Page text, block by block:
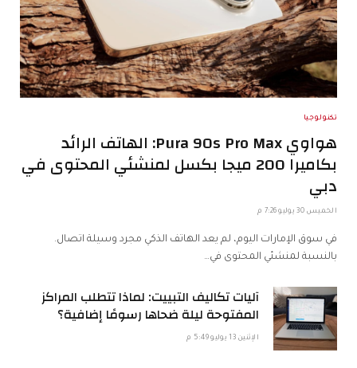
تكنولوجيا
هواوي Pura 90s Pro Max: الهاتف الرائد
بكاميرا 200 ميجا بكسل لمنشئي المحتوى في
دبي
الخميس 30 يوليو 7:26 م
في سوق الإمارات اليوم، لم يعد الهاتف الذكي مجرد وسيلة اتصال.
بالنسبة لمنشئي المحتوى في…
آليات تكاليف التبييت: لماذا تتطلب المراكز
المفتوحة ليلة ضحاها رسومًا إضافية؟
الإثنين 13 يوليو 5:49 م